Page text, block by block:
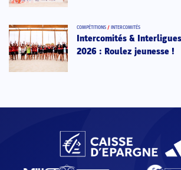
COMPÉTITIONS / INTERCOMITÉS
Intercomités &
2026 : Roulez jeunesse !